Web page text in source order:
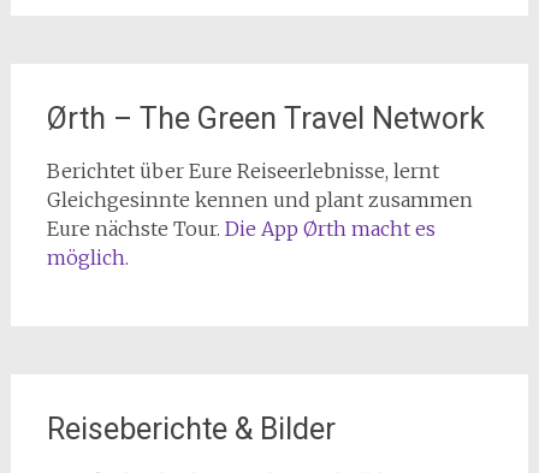
Ørth – The Green Travel Network
Berichtet über Eure Reiseerlebnisse, lernt
Gleichgesinnte kennen und plant zusammen
Eure nächste Tour. Die App Ørth macht es
möglich.
Reiseberichte & Bilder